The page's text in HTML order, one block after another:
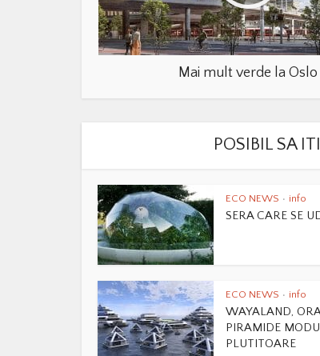
Mai mult verde la Oslo
POSIBIL SA
ECO NEWS • info
SERA CARE SE
ECO NEWS • info
WAYALAND,
PIRAMIDE
PLUTITOARE